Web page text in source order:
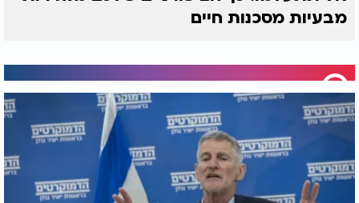
מבעיות מסכנות חיים